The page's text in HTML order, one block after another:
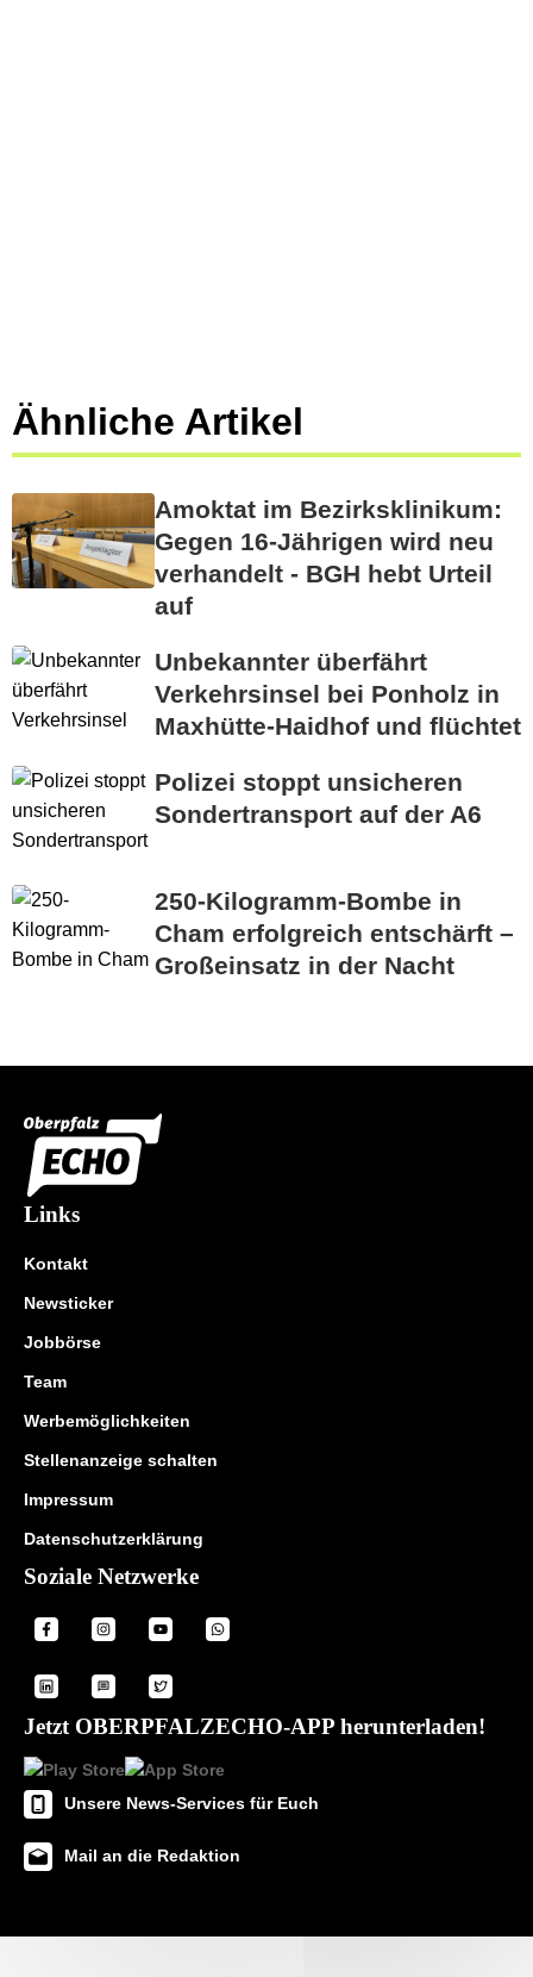
Ähnliche Artikel
Amoktat im Bezirksklinikum:
Gegen 16-Jährigen wird neu
verhandelt - BGH hebt Urteil
auf
Unbekannter überfährt
Verkehrsinsel bei Ponholz in
Maxhütte-Haidhof und flüchtet
Polizei stoppt unsicheren
Sondertransport auf der A6
250-Kilogramm-Bombe in
Cham erfolgreich entschärft –
Großeinsatz in der Nacht
Links
Kontakt
Newsticker
Jobbörse
Team
Werbemöglichkeiten
Stellenanzeige schalten
Impressum
Datenschutzerklärung
Soziale Netzwerke
Jetzt OBERPFALZECHO-APP herunterladen!
Unsere News-Services für Euch
Mail an die Redaktion